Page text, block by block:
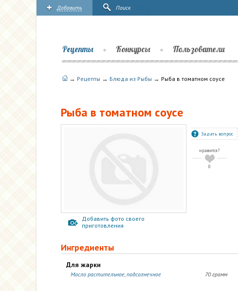
Добавить Поиск
Рецепты Конкурсы Пользователи
→ Рецепты → Блюда из Рыбы → Рыба в томатном соусе
Рыба в томатном соусе
Добавить фото своего
приготовления
Задать вопрос
нравится?
0
Ингредиенты
Для жарки
70 грамм
Масло растительное, подсолнечное